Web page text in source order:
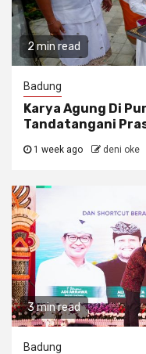
2 min read
Badung
Karya Agung Di
Tandatangani
1 week ago deni oke
3 min read
Badung